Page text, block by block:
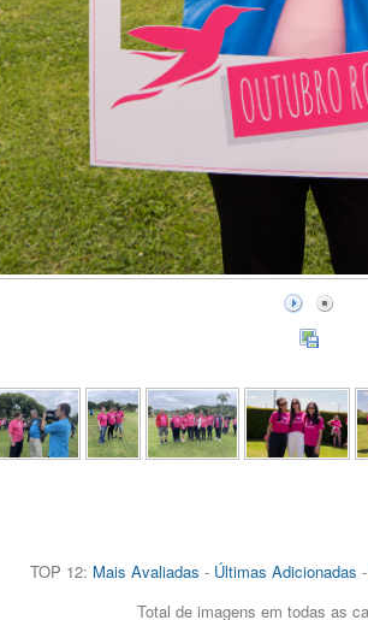
TOP 12: Mais Avaliadas - Últimas Adicionadas -
Total de imagens em todas as